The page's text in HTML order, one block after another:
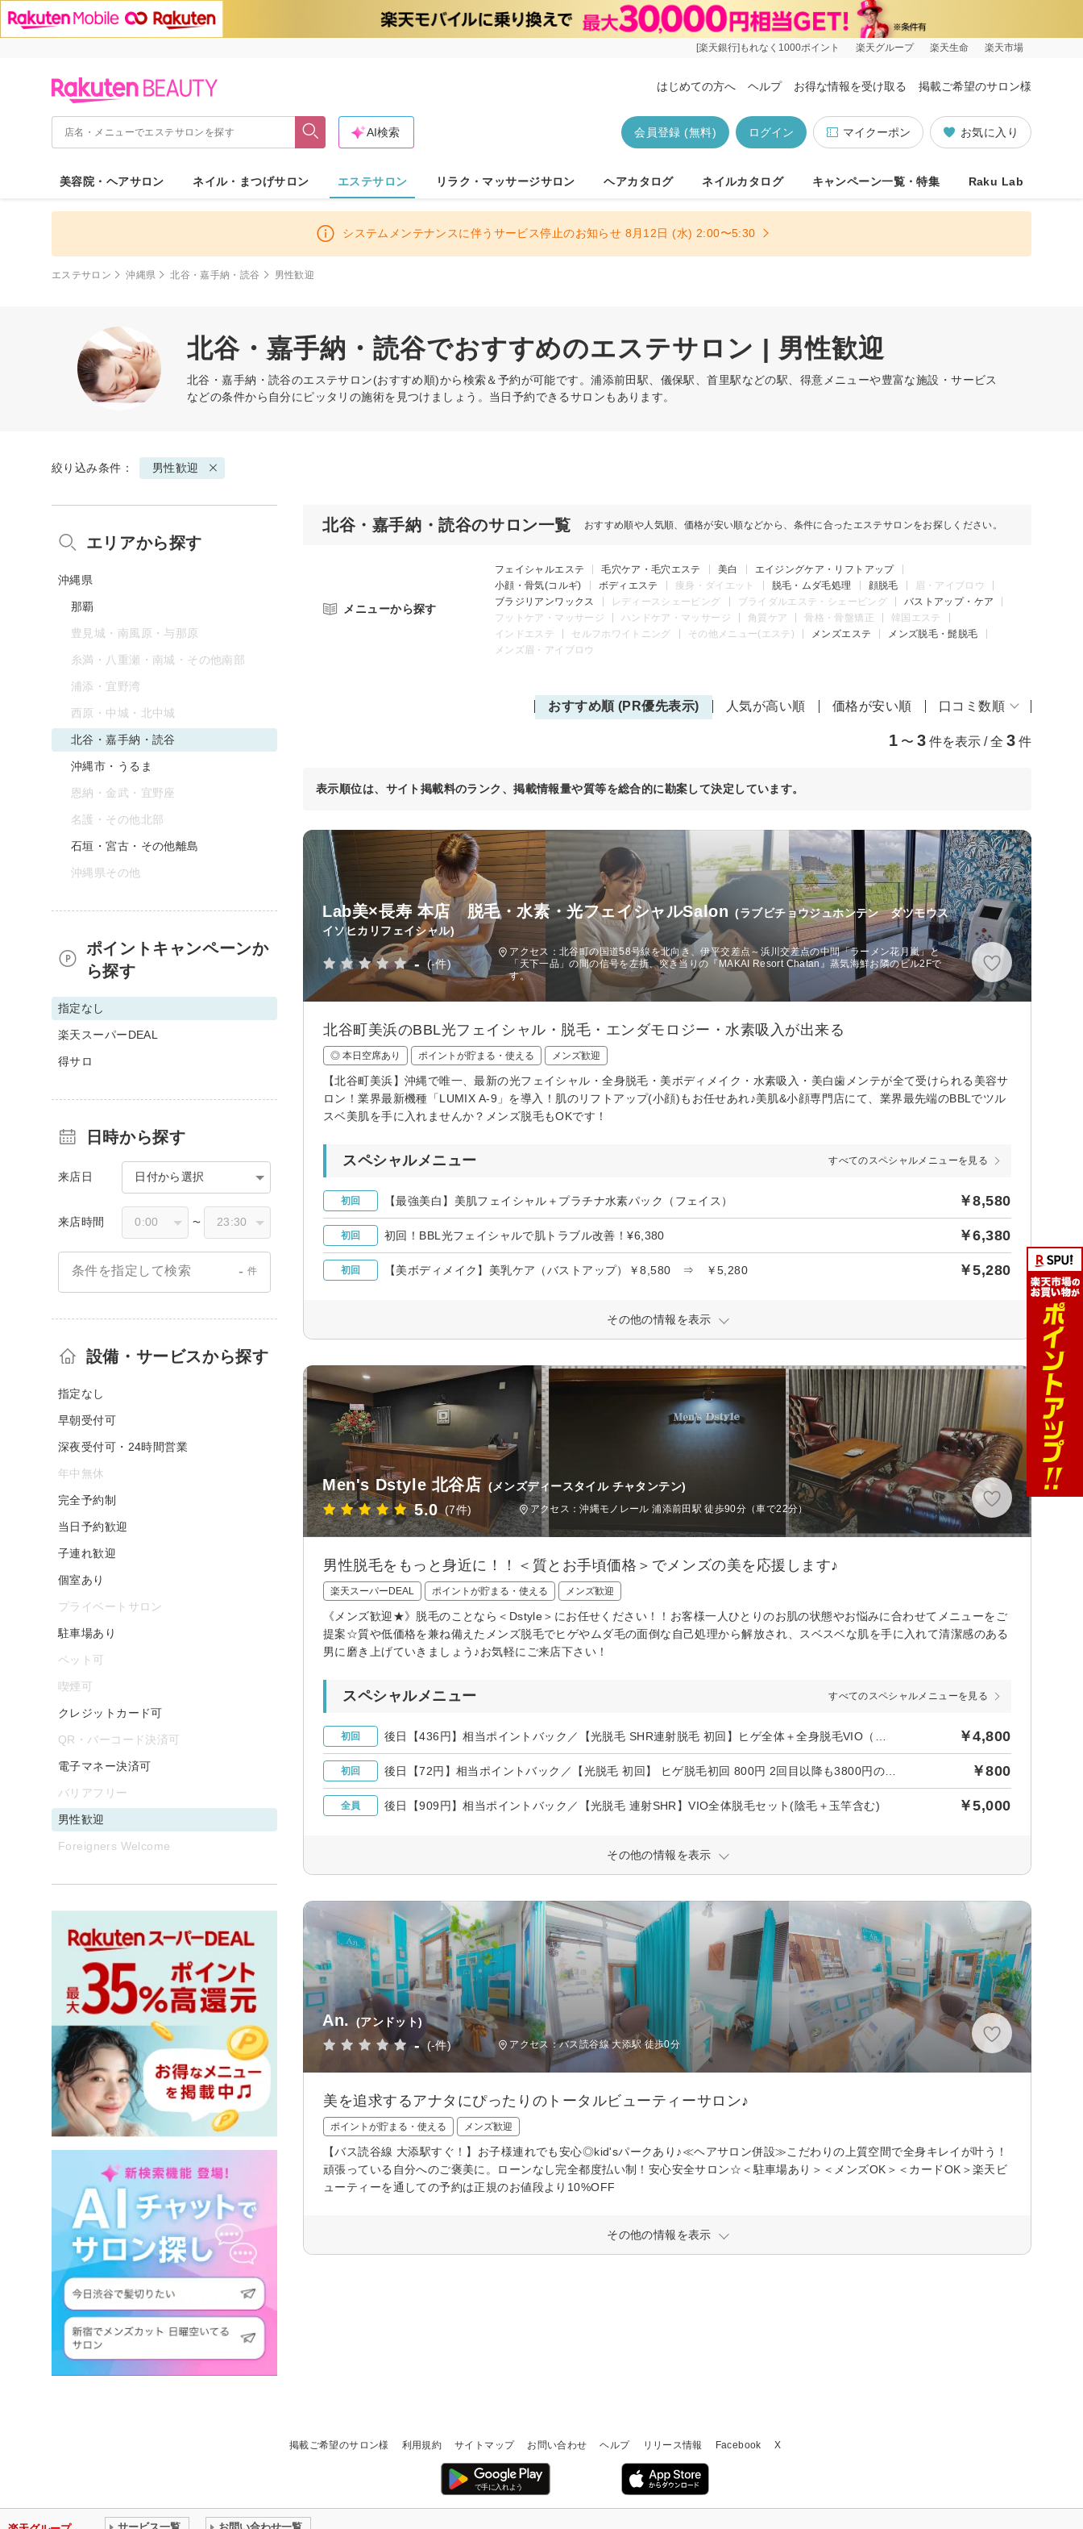
[楽天銀行]もれなく1000ポイント 楽天グループ 楽天生命 楽天市場
はじめての方へ ヘルプ お得な情報を受け取る 掲載ご希望のサロン様
お気に入り
マイクーポン
ログイン
会員登録 (無料)
AI検索
美容院・ヘアサロン ネイル・まつげサロン エステサロン リラク・マッサージサロン ヘアカタログ ネイルカタログ キャンペーン一覧・特集 Raku Lab
システムメンテナンスに伴うサービス停止のお知らせ 8月12日 (水) 2:00〜5:30
エステサロン 沖縄県 北谷・嘉手納・読谷 男性歓迎
北谷・嘉手納・読谷でおすすめのエステサロン | 男性歓迎
北谷・嘉手納・読谷のエステサロン(おすすめ順)から検索＆予約が可能です。浦添前田駅、儀保駅、首里駅などの駅、得意メニューや豊富な施設・サービス
などの条件から自分にピッタリの施術を見つけましょう。当日予約できるサロンもあります。
絞り込み条件： 男性歓迎
北谷・嘉手納・読谷のサロン一覧 おすすめ順や人気順、価格が安い順などから、条件に合ったエステサロンをお探しください。
メニューから探す
フェイシャルエステ 毛穴ケア・毛穴エステ 美白
エイジングケア・リフトアップ
小顔・骨気(コルギ)
ボディエステ 痩身・ダイエット 脱毛・ムダ毛処理 顔脱毛
眉・アイブロウ
ブラジリアンワックス
レディースシェービング ブライダルエステ・シェービング
バストアップ・ケア
フットケア・マッサージ
ハンドケア・マッサージ 角質ケア 骨格・骨盤矯正
韓国エステ
インドエステ
セルフホワイトニング その他メニュー(エステ) メンズエステ
メンズ脱毛・髭脱毛
メンズ眉・アイブロウ
おすすめ順 (PR優先表示) 人気が高い順 価格が安い順 口コミ数順
1 〜 3 件を表示 / 全 3 件
表示順位は、サイト掲載料のランク、掲載情報量や質等を総合的に勘案して決定しています。
Lab美×長寿 本店 脱毛・水素・光フェイシャルSalon (ラブビチョウジュホンテン ダツモウス
イソヒカリフェイシャル)
- (-件)
アクセス：北谷町の国道58号線を北向き、伊平交差点～浜川交差点の中間「ラーメン花月嵐」と
「天下一品」の間の信号を左折、突き当りの『MAKAI Resort Chatan』蒸気海鮮お隣のビル2Fで
す。
北谷町美浜のBBL光フェイシャル・脱毛・エンダモロジー・水素吸入が出来る
◎ 本日空席あり ポイントが貯まる・使える メンズ歓迎
【北谷町美浜】沖縄で唯一、最新の光フェイシャル・全身脱毛・美ボディメイク・水素吸入・美白歯メンテが全て受けられる美容サ
ロン！業界最新機種「LUMIX A-9」を導入！肌のリフトアップ(小顔)もお任せあれ♪美肌&小顔専門店にて、業界最先端のBBLでツル
スベ美肌を手に入れませんか？メンズ脱毛もOKです！
スペシャルメニュー すべてのスペシャルメニューを見る
初回 【最強美白】美肌フェイシャル＋プラチナ水素パック（フェイス） ￥8,580
初回 初回！BBL光フェイシャルで肌トラブル改善！¥6,380 ￥6,380
初回 【美ボディメイク】美乳ケア（バストアップ）￥8,580 ⇒ ￥5,280 ￥5,280
その他の情報を表示
Men's Dstyle 北谷店 (メンズディースタイル チャタンテン)
5.0 (7件) アクセス：沖縄モノレール 浦添前田駅 徒歩90分（車で22分）
男性脱毛をもっと身近に！！＜質とお手頃価格＞でメンズの美を応援します♪
楽天スーパーDEAL ポイントが貯まる・使える メンズ歓迎
《メンズ歓迎★》脱毛のことなら＜Dstyle＞にお任せください！！お客様一人ひとりのお肌の状態やお悩みに合わせてメニューをご
提案☆質や低価格を兼ね備えたメンズ脱毛でヒゲやムダ毛の面倒な自己処理から解放され、スベスベな肌を手に入れて清潔感のある
男に磨き上げていきましょう♪お気軽にご来店下さい！
スペシャルメニュー すべてのスペシャルメニューを見る
初回 ￥4,800
初回 ￥800
全員 後日【909円】相当ポイントバック／【光脱毛 連射SHR】VIO全体脱毛セット(陰毛＋玉竿含む) ￥5,000
その他の情報を表示
An. (アンドット)
- (-件) アクセス：バス読谷線 大添駅 徒歩0分
美を追求するアナタにぴったりのトータルビューティーサロン♪
ポイントが貯まる・使える メンズ歓迎
【バス読谷線 大添駅すぐ！】お子様連れでも安心◎kid'sパークあり♪≪ヘアサロン併設≫こだわりの上質空間で全身キレイが叶う！
頑張っている自分へのご褒美に。ローンなし完全都度払い制！安心安全サロン☆＜駐車場あり＞＜メンズOK＞＜カードOK＞楽天ビ
ューティーを通しての予約は正規のお値段より10%OFF
その他の情報を表示
エリアから探す
沖縄県
那覇
豊見城・南風原・与那原
糸満・八重瀬・南城・その他南部
浦添・宜野湾
西原・中城・北中城
北谷・嘉手納・読谷
沖縄市・うるま
恩納・金武・宜野座
名護・その他北部
石垣・宮古・その他離島
沖縄県その他
ポイントキャンペーンか
ら探す
指定なし
楽天スーパーDEAL
得サロ
日時から探す
来店日 日付から選択
来店時間 〜
条件を指定して検索 - 件
設備・サービスから探す
指定なし
早朝受付可
深夜受付可・24時間営業
年中無休
完全予約制
当日予約歓迎
子連れ歓迎
個室あり
プライベートサロン
駐車場あり
ペット可
喫煙可
クレジットカード可
QR・バーコード決済可
電子マネー決済可
バリアフリー
男性歓迎
Foreigners Welcome
掲載ご希望のサロン様 利用規約 サイトマップ お問い合わせ ヘルプ リリース情報 Facebook X